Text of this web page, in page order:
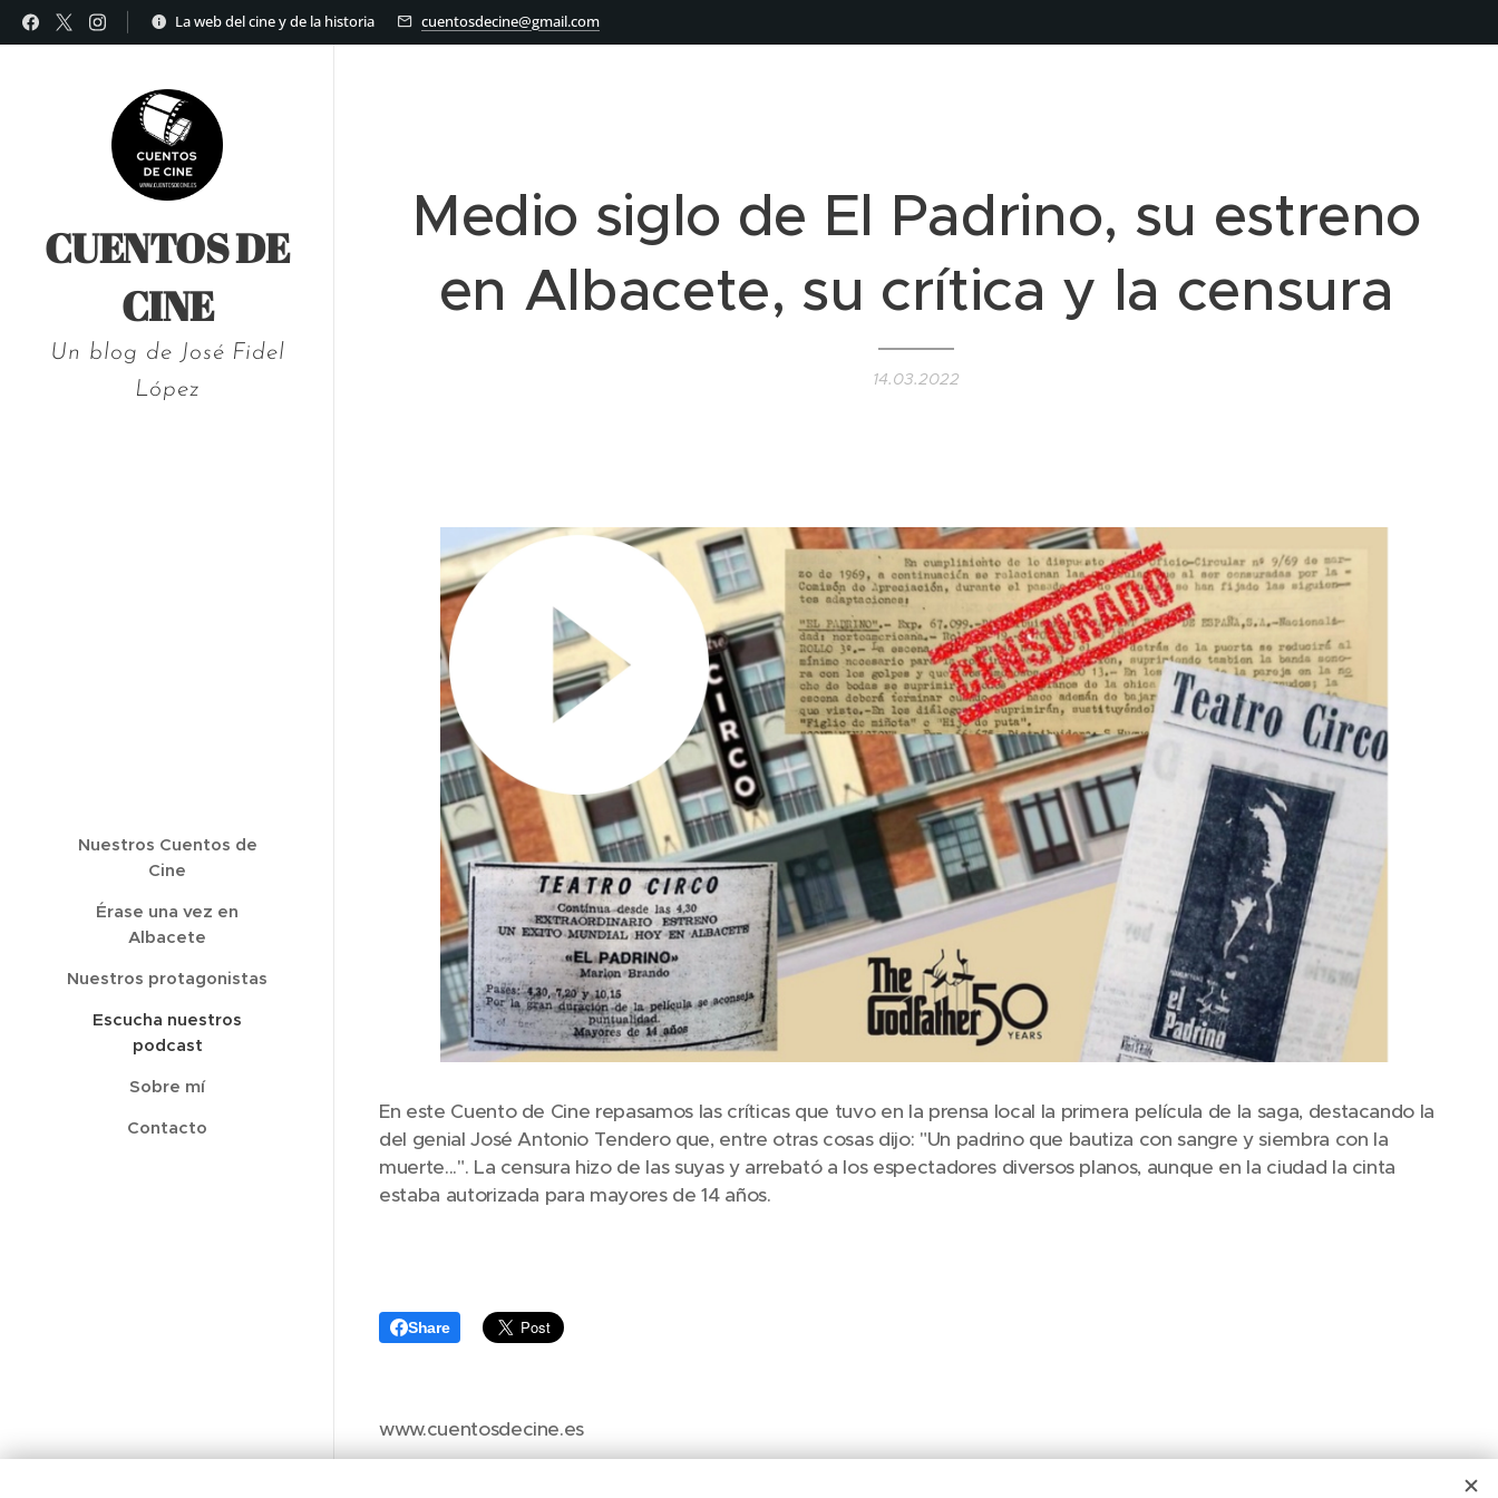
La web del cine y de la historia cuentosdecine@gmail.com
CUENTOS DE
CINE
Un blog de José Fidel
López
Nuestros Cuentos de
Cine
Érase una vez en
Albacete
Nuestros protagonistas
Escucha nuestros
podcast
Sobre mí
Contacto
Medio siglo de El Padrino, su estreno
en Albacete, su crítica y la censura
14.03.2022
En este Cuento de Cine repasamos las críticas que tuvo en la prensa local la primera película de la saga, destacando la
del genial José Antonio Tendero que, entre otras cosas dijo: "Un padrino que bautiza con sangre y siembra con la
muerte...". La censura hizo de las suyas y arrebató a los espectadores diversos planos, aunque en la ciudad la cinta
estaba autorizada para mayores de 14 años.
Share
www.cuentosdecine.es